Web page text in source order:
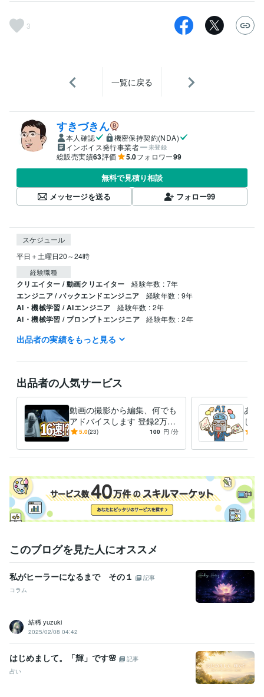
3
一覧に戻る
すきづきん
本人確認
機密保持契約(NDA)
インボイス発行事業者
未登録
総販売実績63評価 5.0フォロワー99
無料で見積り相談
メッセージを送る
フォロー99
スケジュール
平日＋土曜日20～24時
経験職種
クリエイター / 動画クリエイター 経験年数 : 7年
エンジニア / バックエンドエンジニア 経験年数 : 9年
AI・機械学習 / AIエンジニア 経験年数 : 2年
AI・機械学習 / プロンプトエンジニア 経験年数 : 2年
職歴
株式会社情報システム工学 2007年3月 ~ 2017年5月
株式会社エキスパート
プログラミング言語・フレームワーク
COBOL:10年JavaScript:5年C#:2年Unity:2年
ビジネス・クリエイティブツール
ChatGPT:2年Adobe Premiere Pro:7年
Bubble:0年
Google スプレッドシート:3年
得意分野
動画編集・映像制作 動画編集
YouTube
学歴
語学力
中国語 日常会話レベル
出品者の実績をもっと見る
出品者の人気サービス
動画の撮影から編集、何でも
アドバイスします 登録2万越
えTiktoker、Youtuberの必勝
5.0(23) 100 円 /分
あな
し
ウハ
このブログを見た人にオススメ
私がヒーラーになるまで その１
記事
コラム
結稀 yuzuki
2025/02/08 04:42
はじめまして。「輝」です🌸
記事
占い